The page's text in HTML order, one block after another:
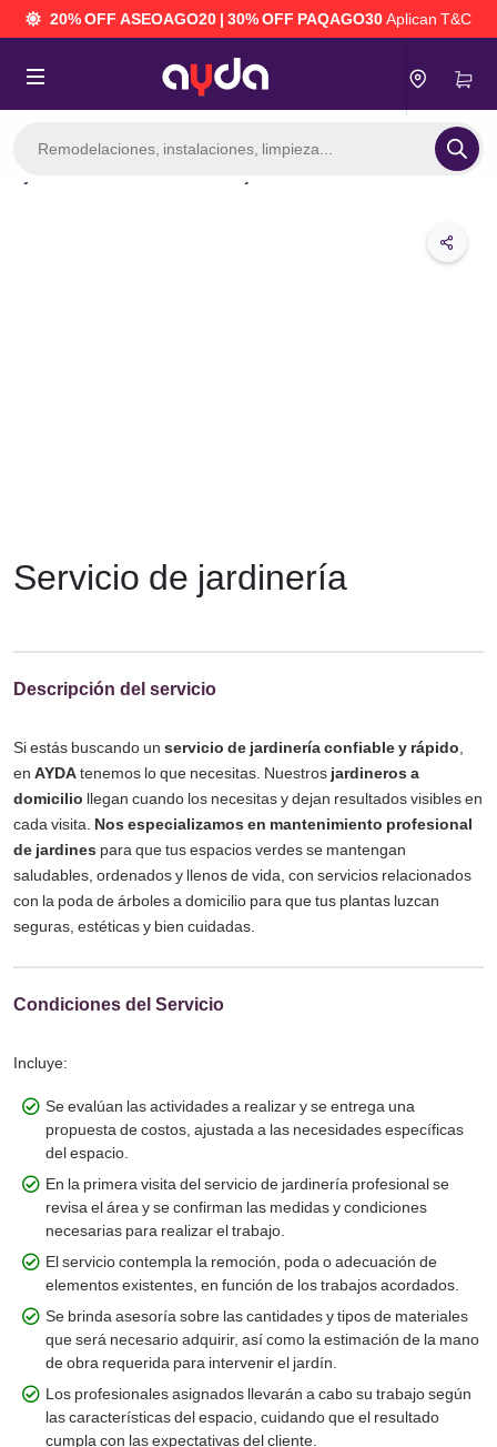
20% OFF ASEOAGO20 | 30% OFF PAQAGO30Aplican T&C
productos
Servicio de jardinería
Descripción del servicio
Si estás buscando un servicio de jardinería confiable y rápido
en AYDAtenemos lo que necesitas. Nuestros jardineros a
domicilio llegan cuando los necesitas y dejan resultados visibles en
cada visita. Nos especializamos en mantenimiento profesional
de jardines para que tus espacios verdes se mantengan
saludables, ordenados y llenos de vida, con servicios relacionados
con la poda de árboles a domicilio para que tus plantas luzcan
seguras, estéticas y bien cuidadas.
Condiciones del Servicio
Incluye:
Se evalúan las actividades a realizar y se entrega una
propuesta de costos, ajustada a las necesidades específicas
del espacio.
En la primera visita del servicio de jardinería profesional se
revisa el área y se confirman las medidas y condiciones
necesarias para realizar el trabajo.
El servicio contempla la remoción, poda o adecuación de
elementos existentes, en función de los trabajos acordados.
Se brinda asesoría sobre las cantidades y tipos de materiales
que será necesario adquirir, así como la estimación de la mano
de obra requerida para intervenir el jardín.
Los profesionales asignados llevarán a cabo su trabajo según
las características del espacio, cuidando que el resultado
cumpla con las expectativas del cliente.